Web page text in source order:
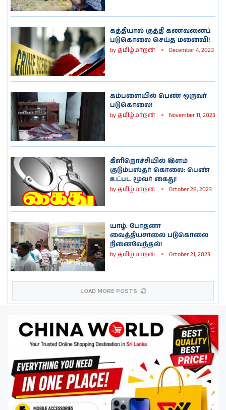
கத்தியால் குத்தி கணவனைப்
படுகொலை செய்த மனைவி!
byதமிழ்மாறன் December 4, 2023
கம்பளையில் பெண் ஒருவர்
படுகொலை!
byதமிழ்மாறன் November 11, 2023
கிளிநொச்சியில் இளம்
குடும்பஸ்தர் கொலை: பெண்
உட்பட மூவர் கைது!
byதமிழ்மாறன் October 28, 2023
யாழ். போதனா
வைத்தியசாலை படுகொலை
நினைவேந்தல்!
byதமிழ்மாறன் October 21, 2023
LOAD MORE POSTS